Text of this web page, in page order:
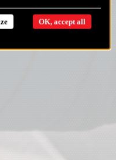
OK, accept all